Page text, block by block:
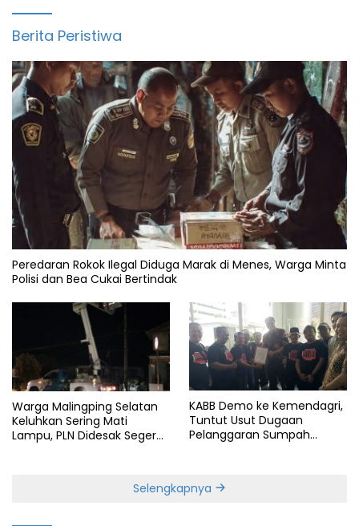
Berita Peristiwa
Peredaran Rokok Ilegal Diduga Marak di Menes, Warga Minta
Polisi dan Bea Cukai Bertindak
Warga Malingping Selatan
Keluhkan Sering Mati
Lampu, PLN Didesak Segera
KABB Demo ke Kemendagri,
Tuntut Usut Dugaan
Pelanggaran Sumpah
Selengkapnya